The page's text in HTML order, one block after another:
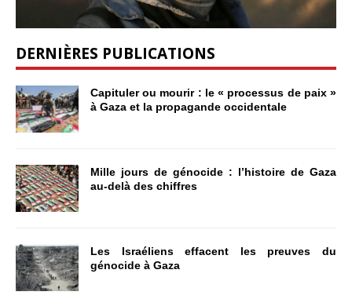
DERNIÈRES PUBLICATIONS
Capituler ou mourir : le « processus de paix »
à Gaza et la propagande occidentale
Mille jours de génocide : l’histoire de Gaza
au-delà des chiffres
Les Israéliens effacent les preuves du
génocide à Gaza